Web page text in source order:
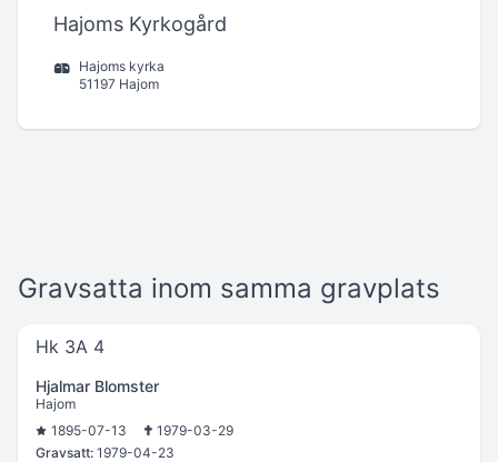
Hajoms Kyrkogård
Hajoms kyrka
51197 Hajom
Gravsatta inom samma gravplats
Hk 3A 4
Hjalmar Blomster
Hajom
1895-07-13
1979-03-29
Gravsatt: 1979-04-23